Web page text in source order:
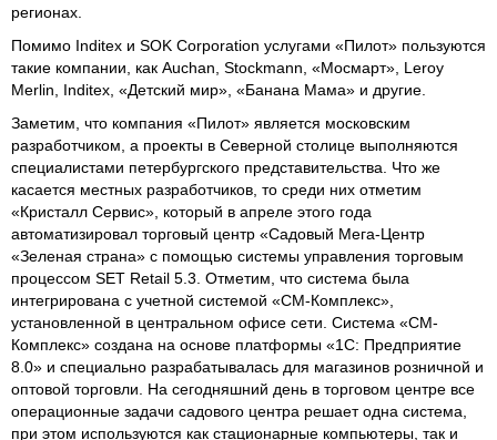
регионах.
Помимо Inditex и SOK Corporation услугами «Пилот» пользуются
такие компании, как Auchan, Stockmann, «Мосмарт», Leroy
Merlin, Inditex, «Детский мир», «Банана Мама» и другие.
Заметим, что компания «Пилот» является московским
разработчиком, а проекты в Северной столице выполняются
специалистами петербургского представительства. Что же
касается местных разработчиков, то среди них отметим
«Кристалл Сервис», который в апреле этого года
автоматизировал торговый центр «Садовый Мега-Центр
«Зеленая страна» с помощью системы управления торговым
процессом SET Retail 5.3. Отметим, что система была
интегрирована с учетной системой «СМ-Комплекс»,
установленной в центральном офисе сети. Система «СМ-
Комплекс» создана на основе платформы «1С: Предприятие
8.0» и специально разрабатывалась для магазинов розничной и
оптовой торговли. На сегодняшний день в торговом центре все
операционные задачи садового центра решает одна система,
при этом используются как стационарные компьютеры, так и